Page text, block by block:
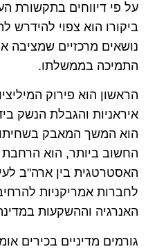
על פי דיווחים בתקשורת
ביקורו הוא צפוי להידרש
נושאים מרכזיים שמציבה
התמיכה בממשלתו.
הראשון הוא פירוק
איראניות והגבלת הנשק
הוא המשך המאבק
החשוב ביותר, הוא
האסטרטגית בין ארה"ב
לחברות אמריקניות
האנרגיה וההשקעות
גורמים מדיניים בכירים